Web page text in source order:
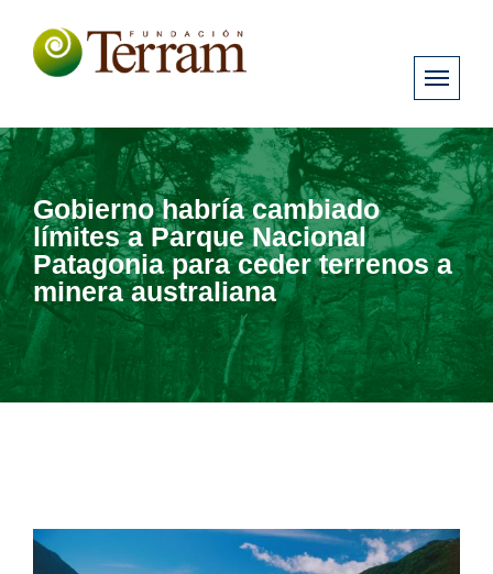
Gobierno habría cambiado
límites a Parque Nacional
Patagonia para ceder terrenos a
minera australiana